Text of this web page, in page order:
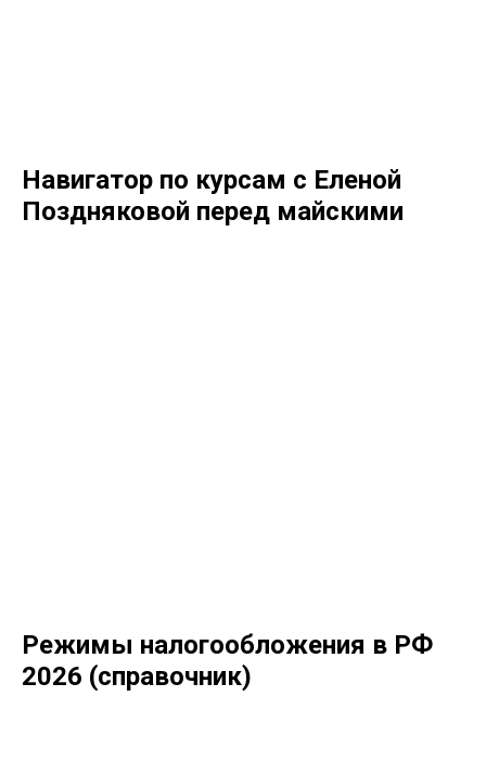
Навигатор по курсам с Еленой
Поздняковой перед майскими
Режимы налогообложения в РФ
2026 (справочник)